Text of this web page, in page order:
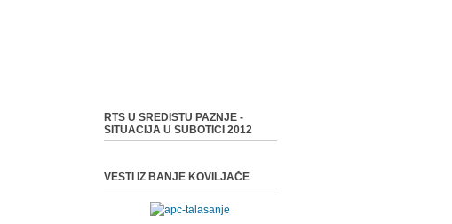
RTS U SREDISTU PAZNJE -
SITUACIJA U SUBOTICI 2012
VESTI IZ BANJE KOVILJAČE